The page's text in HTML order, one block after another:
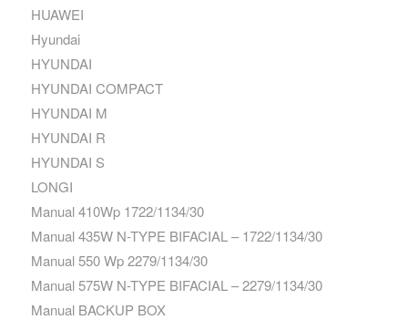
HUAWEI
Hyundai
HYUNDAI
HYUNDAI COMPACT
HYUNDAI M
HYUNDAI R
HYUNDAI S
LONGI
Manual 410Wp 1722/1134/30
Manual 435W N-TYPE BIFACIAL – 1722/1134/30
Manual 550 Wp 2279/1134/30
Manual 575W N-TYPE BIFACIAL – 2279/1134/30
Manual BACKUP BOX